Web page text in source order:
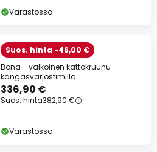
Varastossa
Suos. hinta -46,00 €
Bona - valkoinen kattokruunu
kangasvarjostimilla
336,90 €
Suos. hinta382,90 €
Varastossa